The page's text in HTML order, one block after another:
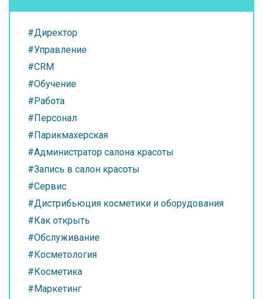
#Директор
#Управление
#CRM
#Обучение
#Работа
#Персонал
#Парикмахерская
#Администратор салона красоты
#Запись в салон красоты
#Сервис
#Дистрибьюция косметики и оборудования
#Как открыть
#Обслуживание
#Косметология
#Косметика
#Маркетинг